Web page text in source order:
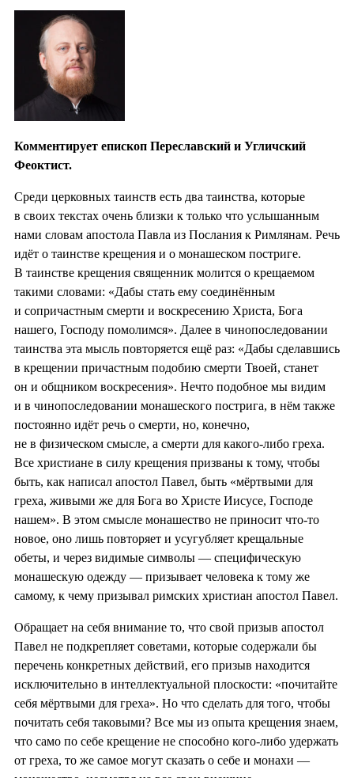
Комментирует епископ Переславский и Угличский
Феоктист.
Среди церковных таинств есть два таинства, которые
в своих текстах очень близки к только что услышанным
нами словам апостола Павла из Послания к Римлянам. Речь
идёт о таинстве крещения и о монашеском постриге.
В таинстве крещения священник молится о крещаемом
такими словами: «Дабы стать ему соединённым
и сопричастным смерти и воскресению Христа, Бога
нашего, Господу помолимся». Далее в чинопоследовании
таинства эта мысль повторяется ещё раз: «Дабы сделавшись
в крещении причастным подобию смерти Твоей, станет
он и общником воскресения». Нечто подобное мы видим
и в чинопоследовании монашеского пострига, в нём также
постоянно идёт речь о смерти, но, конечно,
не в физическом смысле, а смерти для какого-либо греха.
Все христиане в силу крещения призваны к тому, чтобы
быть, как написал апостол Павел, быть «мёртвыми для
греха, живыми же для Бога во Христе Иисусе, Господе
нашем». В этом смысле монашество не приносит что-то
новое, оно лишь повторяет и усугубляет крещальные
обеты, и через видимые символы — специфическую
монашескую одежду — призывает человека к тому же
самому, к чему призывал римских христиан апостол Павел.
Обращает на себя внимание то, что свой призыв апостол
Павел не подкрепляет советами, которые содержали бы
перечень конкретных действий, его призыв находится
исключительно в интеллектуальной плоскости: «почитайте
себя мёртвыми для греха». Но что сделать для того, чтобы
почитать себя таковыми? Все мы из опыта крещения знаем,
что само по себе крещение не способно кого-либо удержать
от греха, то же самое могут сказать о себе и монахи —